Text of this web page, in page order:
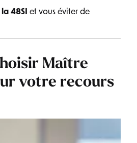
48SI et vous éviter de
Maître
votre recours